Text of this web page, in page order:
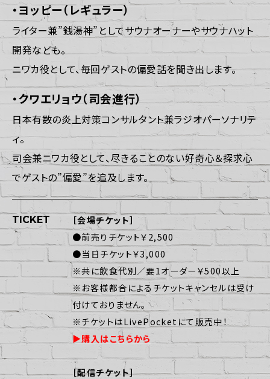
・ヨッピー（レギュラー）
ライター兼”銭湯神”としてサウナオーナーやサウナハット
開発なども。
ニワカ役として、毎回ゲストの偏愛話を聞き出します。
・クワエリョウ（司会進行）
日本有数の炎上対策コンサルタント兼ラジオパーソナリテ
ィ。
司会兼ニワカ役として、尽きることのない好奇心＆探求心
でゲストの”偏愛”を追及します。
TICKET
［会場チケット］
●前売りチケット￥2,500
●当日チケット￥3,000
※共に飲食代別／要1オーダー￥500以上
※お客様都合によるチケットキャンセルは受け
付けておりません。
※チケットはLivePocketにて販売中！
︎▶︎購入はこちらから
［配信チケット］